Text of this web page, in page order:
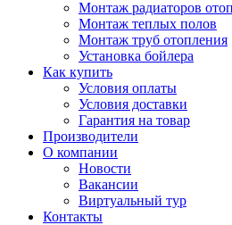
Монтаж радиаторов
Монтаж теплых полов
Монтаж труб отопления
Установка бойлера
Как купить
Условия оплаты
Условия доставки
Гарантия на товар
Производители
О компании
Новости
Вакансии
Виртуальный тур
Контакты